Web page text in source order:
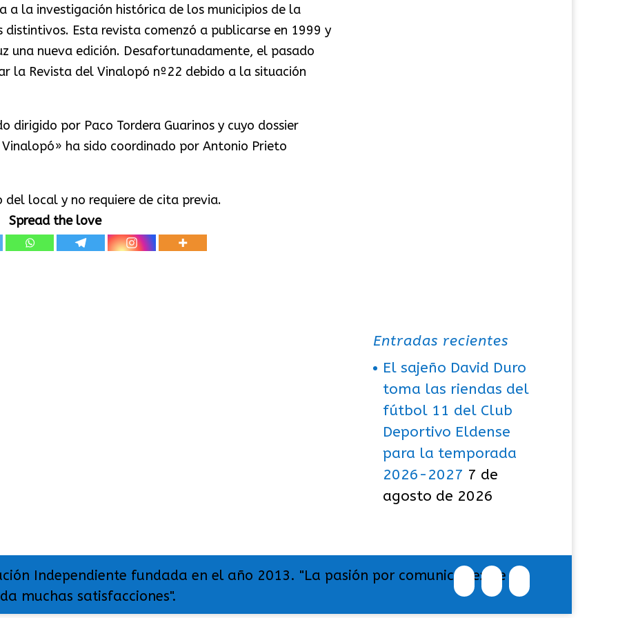
a la investigación histórica de los municipios de la
Esta revista comenzó a publicarse en 1999 y
una nueva edición. Desafortunadamente, el pasado
la Revista del Vinalopó nº22 debido a la situación
dirigido por Paco Tordera Guarinos y cuyo dossier
ha sido coordinado por Antonio Prieto
local y no requiere de cita previa.
Spread the love
Entradas recientes
El sajeño David Duro
toma las riendas del
fútbol 11 del Club
Deportivo Eldense
para la temporada
2026-2027 7 de
agosto de 2026
Independiente fundada en el año 2013. "La pasión por comunicar exige
muchas satisfacciones".